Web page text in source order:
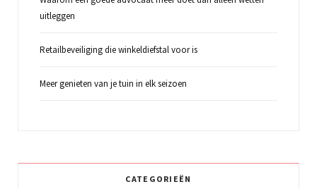
uitleggen
Retailbeveiliging die winkeldiefstal voor is
Meer genieten van je tuin in elk seizoen
CATEGORIEËN